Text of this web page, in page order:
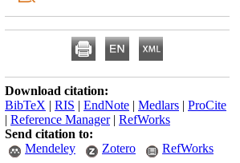
Download citation:
BibTeX | RIS | EndNote | Medlars | ProCite
| Reference Manager| RefWorks
Send citation to:
Mendeley
Zotero RefWorks